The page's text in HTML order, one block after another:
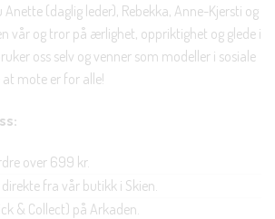
(daglig leder), Rebekka, Anne-Kjersti og
vår og tror på ærlighet, oppriktighet og glede i
oss selv og venner som modeller i sosiale
mote er for alle!
over 699 kr.
direkte fra vår butikk i Skien.
& Collect) på Arkaden.